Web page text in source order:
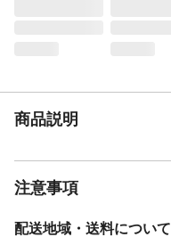
商品説明
注意事項
配送地域・送料について